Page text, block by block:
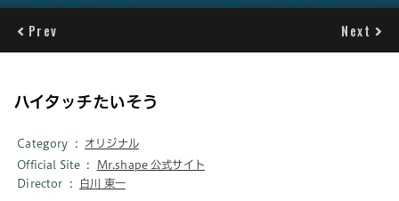
Play Mute
Prev Next
ハイタッチたいそう
Category
オリジナル
Official Site
Mr.shape 公式サイト
Director
白川 東一